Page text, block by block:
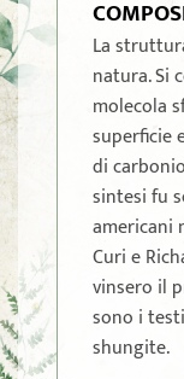
La
natura. Si
molecola
superficie
di
sintesi fu
americani
Curi e
vinsero il
sono i
shungite.